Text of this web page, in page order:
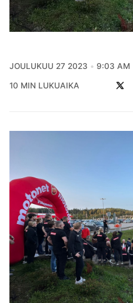
JOULUKUU 27 2023 9:03 AM
10 MIN LUKUAIKA